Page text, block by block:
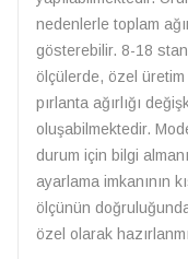
nedenlerle toplam
gösterebilir. 8-18
ölçülerde, özel üretim
pırlanta ağırlığı
oluşabilmektedir.
durum için bilgi
ayarlama imkanının
ölçünün
özel olarak